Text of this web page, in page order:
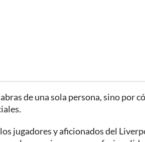
de una sola persona, sino por
jugadores y aficionados del